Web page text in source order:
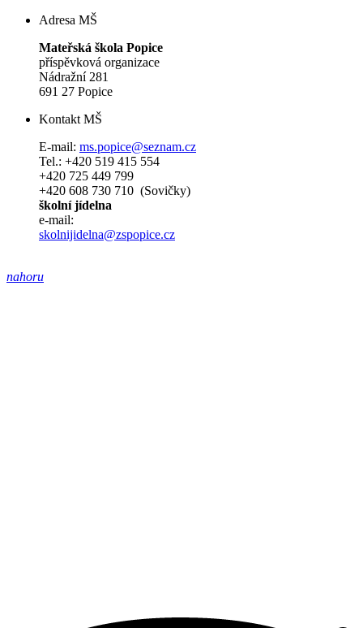
Adresa MŠ
Mateřská škola Popice
příspěvková organizace
Nádražní 281
691 27 Popice
Kontakt MŠ
E-mail: ms.popice@seznam.cz
Tel.: +420 519 415 554
+420 725 449 799
+420 608 730 710 (Sovičky)
školní jídelna
e-mail:
skolnijidelna@zspopice.cz
nahoru